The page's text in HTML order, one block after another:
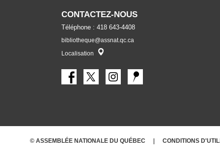
CONTACTEZ-NOUS
Téléphone : 418 643-4408
bibliotheque@assnat.qc.ca
Localisation
© ASSEMBLÉE NATIONALE DU QUÉBEC CONDITIONS